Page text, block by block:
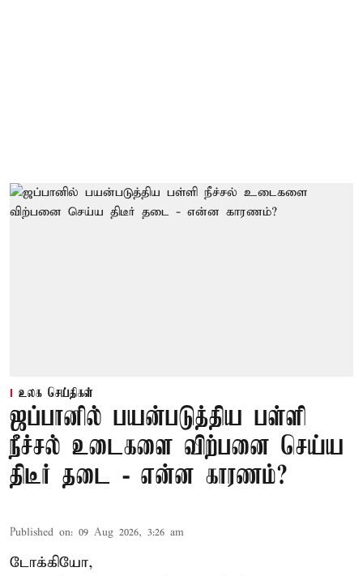
உலக செய்திகள்
ஜப்பானில் பயன்படுத்திய பள்ளி
நீச்சல் உடைகளை விற்பனை செய்ய
திடீர் தடை - என்ன காரணம்?
Published on: 09 Aug 2026, 3:26 am
டோக்கியோ,